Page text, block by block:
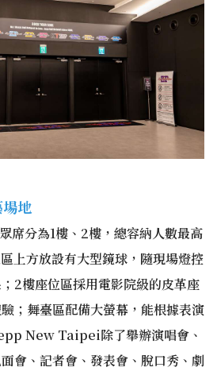
地
分為1樓、2樓，總容納人數最高
上方放設有大型鏡球，隨現場燈控
2樓座位區採用電影院級的皮革座
；舞臺區配備大螢幕，能根據表演
New Taipei除了舉辦演唱會、
會、記者會、發表會、脫口秀、劇